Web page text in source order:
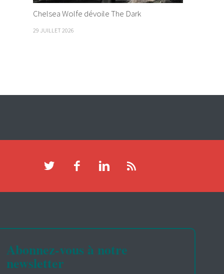
Chelsea Wolfe dévoile The Dark
29 JUILLET 2026
Abonnez-vous à notre
newsletter